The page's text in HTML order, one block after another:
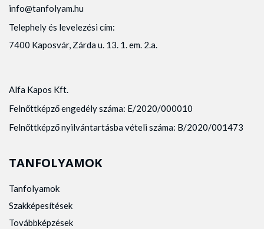
info@tanfolyam.hu
Telephely és levelezési cím:
7400 Kaposvár, Zárda u. 13. 1. em. 2.a.
Alfa Kapos Kft.
Felnőttképző engedély száma: E/2020/000010
Felnőttképző nyilvántartásba vételi száma: B/2020/001473
TANFOLYAMOK
Tanfolyamok
Szakképesítések
Továbbképzések